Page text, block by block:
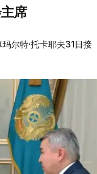
席
尔特·托卡耶夫31日接